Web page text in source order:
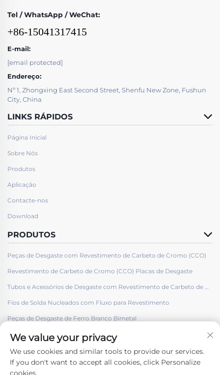
Tel / WhatsApp / WeChat:
+86-15041317415
E-mail:
[email protected]
Endereço:
Nº 1, Zhongxing East Second Street, Shenfu New Zone, Fushun
City, China
LINKS RÁPIDOS
Página Inicial
Sobre Nós
Produtos
Aplicação
Contacte-nos
Download
PRODUTOS
Peças de Desgaste com Revestimento de Carbeto de Cromo (CCO)
Revestimento de Carbeto de Cromo (CCO) Placas de Desgaste
Tubos e Acessórios de Desgaste com Revestimento de Carbeto de Cromo (CCO)
Fios de Solda Nucleados com Fluxo para Revestimento
Peças de Desgaste de Ferro Branco Bimetal
We value your privacy
We use cookies and similar tools to provide our services.
If you don't want to accept all cookies, click Personalize
cookies.